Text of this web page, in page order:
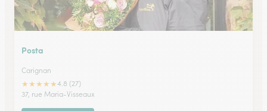
Posta
Carignan
★★★★★4.8 (27)
37, rue Maria-Visseaux